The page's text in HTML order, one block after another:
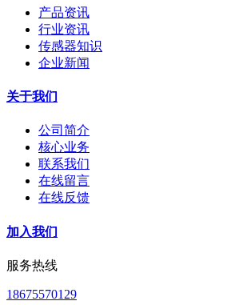
产品资讯
行业资讯
传感器知识
企业新闻
关于我们
公司简介
核心业务
联系我们
在线留言
在线反馈
加入我们
服务热线
18675570129